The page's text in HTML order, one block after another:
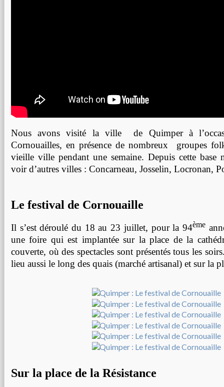
Nous avons visité la ville de Quimper à
Cornouailles, en présence de nombreux groupes
vieille ville pendant une semaine. Depuis cette base
voir d’autres villes : Concarneau, Josselin, Locronan,
Le festival de Cornouaille
Il s’est déroulé du 18 au 23 juillet, pour la 94ème
une foire qui est implantée sur la place de la
couverte, où des spectacles sont présentés tous les
lieu aussi le long des quais (marché artisanal) et sur la
Sur la place de la Résistance